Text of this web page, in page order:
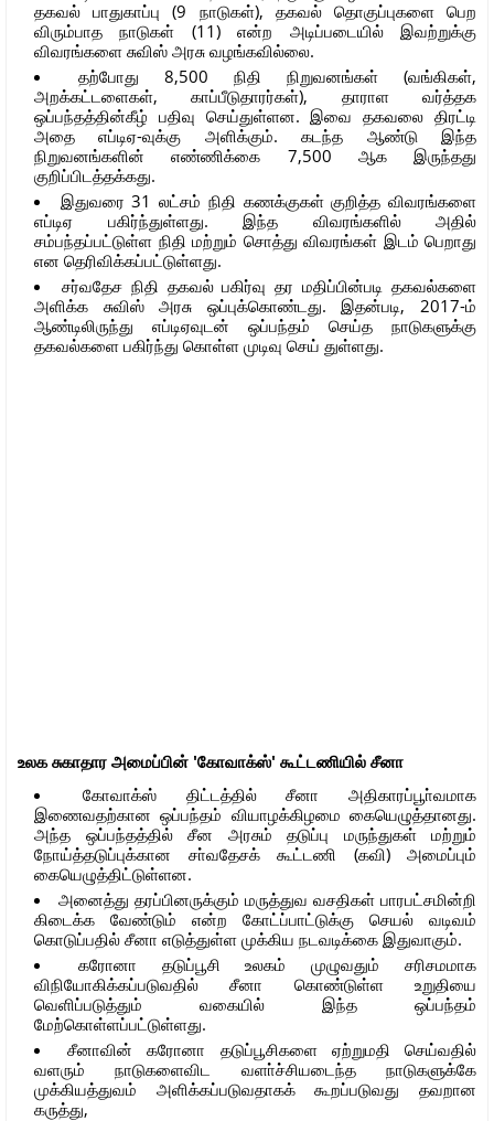
தகவல் பாதுகாப்பு (9 நாடுகள்), தகவல் தொகுப்புகளை பெற
விரும்பாத நாடுகள் (11) என்ற அடிப்படையில் இவற்றுக்கு
விவரங்களை சுவிஸ் அரசு வழங்கவில்லை.
தற்போது 8,500 நிதி நிறுவனங்கள் (வங்கிகள்,
அறக்கட்டளைகள், காப்பீடுதாரர்கள்), தாராள வர்த்தக
ஒப்பந்தத்தின்கீழ் பதிவு செய்துள்ளன. இவை தகவலை திரட்டி
அதை எப்டிஏ-வுக்கு அளிக்கும். கடந்த ஆண்டு இந்த
நிறுவனங்களின் எண்ணிக்கை 7,500 ஆக இருந்தது
குறிப்பிடத்தக்கது.
இதுவரை 31 லட்சம் நிதி கணக்குகள் குறித்த விவரங்களை
எப்டிஏ பகிர்ந்துள்ளது. இந்த விவரங்களில் அதில்
சம்பந்தப்பட்டுள்ள நிதி மற்றும் சொத்து விவரங்கள் இடம் பெறாது
என தெரிவிக்கப்பட்டுள்ளது.
சர்வதேச நிதி தகவல் பகிர்வு தர மதிப்பின்படி தகவல்களை
அளிக்க சுவிஸ் அரசு ஒப்புக்கொண்டது. இதன்படி, 2017-ம்
ஆண்டிலிருந்து எப்டிஏவுடன் ஒப்பந்தம் செய்த நாடுகளுக்கு
தகவல்களை பகிர்ந்து கொள்ள முடிவு செய் துள்ளது.
உலக சுகாதார அமைப்பின் 'கோவாக்ஸ்' கூட்டணியில் சீனா
கோவாக்ஸ் திட்டத்தில் சீனா அதிகாரப்பூா்வமாக
இணைவதற்கான ஒப்பந்தம் வியாழக்கிழமை கையெழுத்தானது.
அந்த ஒப்பந்தத்தில் சீன அரசும் தடுப்பு மருந்துகள் மற்றும்
நோய்த்தடுப்புக்கான சா்வதேசக் கூட்டணி (கவி) அமைப்பும்
கையெழுத்திட்டுள்ளன.
அனைத்து தரப்பினருக்கும் மருத்துவ வசதிகள் பாரபட்சமின்றி
கிடைக்க வேண்டும் என்ற கோட்ப்பாட்டுக்கு செயல் வடிவம்
கொடுப்பதில் சீனா எடுத்துள்ள முக்கிய நடவடிக்கை இதுவாகும்.
கரோனா தடுப்பூசி உலகம் முழுவதும் சரிசமமாக
விநியோகிக்கப்படுவதில் சீனா கொண்டுள்ள உறுதியை
வெளிப்படுத்தும் வகையில் இந்த ஒப்பந்தம்
மேற்கொள்ளப்பட்டுள்ளது.
சீனாவின் கரோனா தடுப்பூசிகளை ஏற்றுமதி செய்வதில்
வளரும் நாடுகளைவிட வளா்ச்சியடைந்த நாடுகளுக்கே
முக்கியத்துவம் அளிக்கப்படுவதாகக் கூறப்படுவது தவறான
கருத்து,